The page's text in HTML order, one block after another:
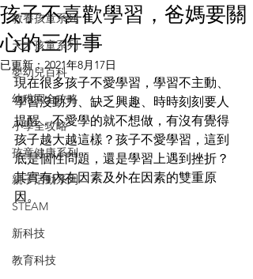
教養孩童系列
天才孩童系列
嬰幼兒百科
幼稚園全攻略
小學全攻略
孩童健康系列
親子活動系列
STEAM
新科技
教育科技
孩子不喜歡學習，爸媽要關
心的三件事
已更新：2021年8月17日
現在很多孩子不愛學習，學習不主動、
學習沒動力、缺乏興趣、時時刻刻要人
提醒，不愛學的就不想做，有沒有覺得
孩子越大越這樣？孩子不愛學習，這到
底是個性問題，還是學習上遇到挫折？
其實有內在因素及外在因素的雙重原
因。